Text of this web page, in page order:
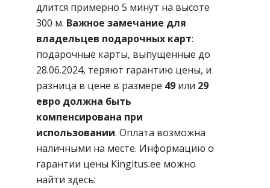
длится примерно 5 минут на высоте
300 м. Важное замечание для
владельцев подарочных карт:
подарочные карты, выпущенные до
28.06.2024, теряют гарантию цены, и
разница в цене в размере 49 или 29
евро должна быть
компенсирована при
использовании. Оплата возможна
наличными на месте. Информацию о
гарантии цены Kingitus.ee можно
найти здесь: